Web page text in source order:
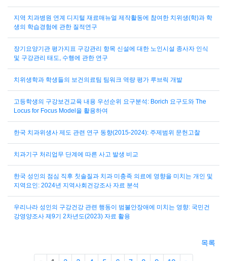
지역 치과병원 연계 디지털 재료매뉴얼 제작활동에 참여한 치위생(학)과 학
생의 학습경험에 관한 질적연구
장기요양기관 평가지표 구강관리 항목 신설에 대한 노인시설 종사자 인식
및 구강관리 태도, 수행에 관한 연구
치위생학과 학생들의 보건의료팀 팀워크 역량 평가 루브릭 개발
고등학생의 구강보건교육 내용 우선순위 요구분석: Borich 요구도와 The
Locus for Focus Model을 활용하여
한국 치과위생사 제도 관련 연구 동향(2015-2024): 주제범위 문헌고찰
치과기구 처리업무 단계에 따른 사고 발생 비교
한국 성인의 점심 직후 칫솔질과 치과 미충족 의료에 영향을 미치는 개인 및
지역요인: 2024년 지역사회건강조사 자료 분석
우리나라 성인의 구강건강 관련 행동이 범불안장애에 미치는 영향: 국민건
강영양조사 제9기 2차년도(2023) 자료 활용
목록